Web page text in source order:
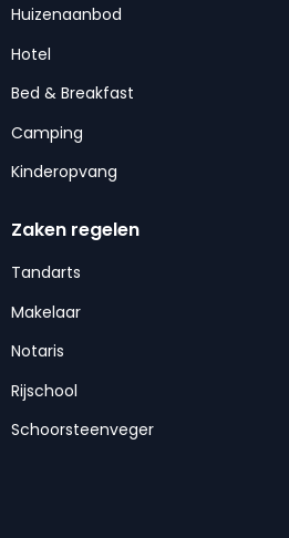
Huizenaanbod
Hotel
Bed & Breakfast
Camping
Kinderopvang
Zaken regelen
Tandarts
Makelaar
Notaris
Rijschool
Schoorsteenveger